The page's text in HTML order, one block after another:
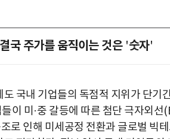
국 주가를 움직이는 것은 '숫자'
국내 기업들의 독점적 지위가 단기
이 미 ·중 갈등에 따른 첨단 극자외선
로 인해 미세공정 전환과 글로벌 빅